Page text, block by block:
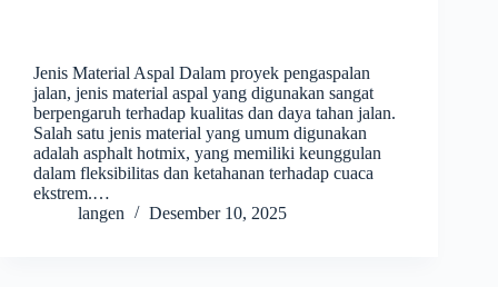
Jenis Material Aspal Dalam proyek pengaspalan
jalan, jenis material aspal yang digunakan sangat
berpengaruh terhadap kualitas dan daya tahan jalan.
Salah satu jenis material yang umum digunakan
adalah asphalt hotmix, yang memiliki keunggulan
dalam fleksibilitas dan ketahanan terhadap cuaca
ekstrem.…
langen
Desember 10, 2025